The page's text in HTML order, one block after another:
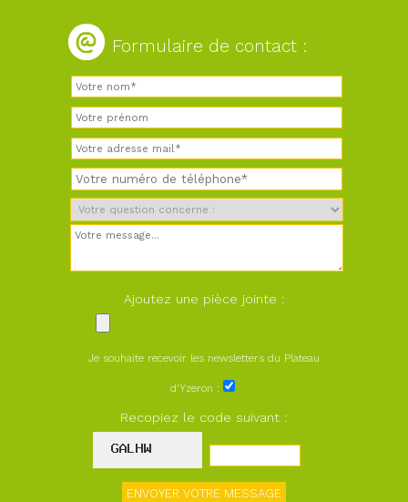
Formulaire de contact :
Ajoutez une pièce jointe :
Je souhaite recevoir les newsletters du Plateau
d'Yzeron :
Recopiez le code suivant :